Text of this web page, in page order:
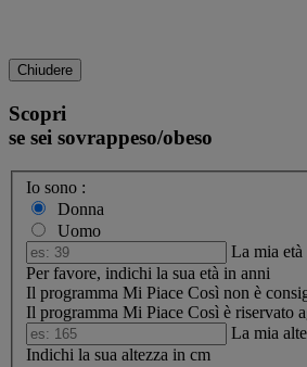
Chiudere
Scopri
se sei sovrappeso/obeso
Io sono :
Donna
Uomo
La mia età
Per favore, indichi la sua età in anni
Il programma Mi Piace Così non è
Il programma Mi Piace Così è riservato
La mia
Indichi la sua altezza in cm